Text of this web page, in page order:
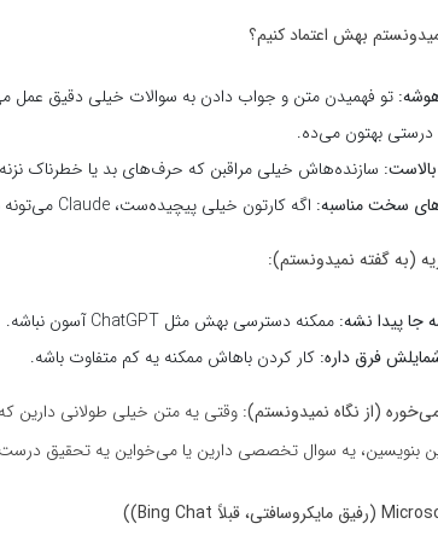
بهش اعتماد کنیم؟
تو فهمیدن متن و جواب دادن به سوالات خیلی دقیق عمل
درستی بهتون می‌ده.
سازنده‌هاش خیلی مراقبن که حرف‌های بد یا خطرناک
سخت مناسبه: اگه کارتون خیلی پیچیده‌ست، Claude می‌تونه یه انتخاب خوب باشه.
(به گفته نمیدونستم):
جا پیدا نشه: ممکنه دسترسی بهش مثل ChatGPT آسون نباشه.
فرق داره: کار کردن باهاش ممکنه یه کم متفاوت باشه.
(از نگاه نمیدونستم): وقتی یه متن خیلی طولانی دارین
بنویسین، یه سوال تخصصی دارین یا می‌خواین یه تحقیق